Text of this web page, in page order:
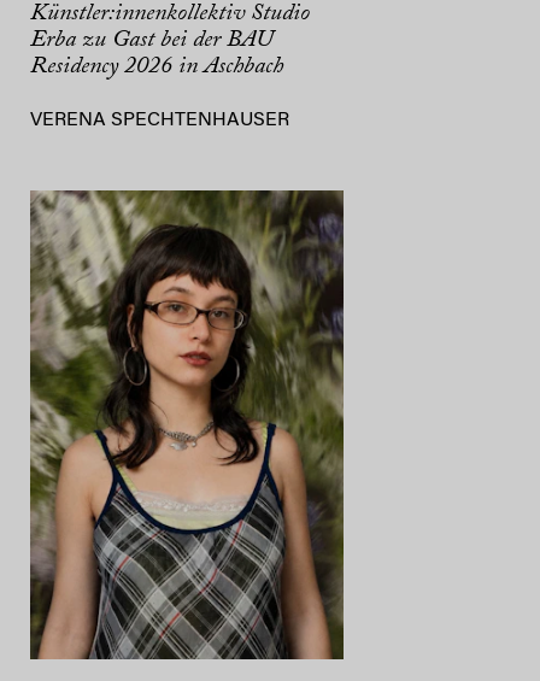
Künstler:innenkollektiv Studio
Erba zu Gast bei der BAU
Residency 2026 in Aschbach
VERENA SPECHTENHAUSER